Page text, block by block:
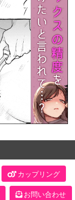
カップリング
お問い合わせ